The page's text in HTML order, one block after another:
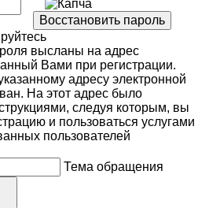
высланы на адрес
Вами при регистрации.
адресу электронной
На этот адрес было
следуя которым, вы
и пользоваться услугами
пользователей
Тема обращения